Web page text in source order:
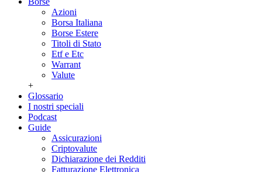
Azioni
Borsa Italiana
Borse Estere
Titoli di Stato
Etf e Etc
Warrant
Valute
+
Glossario
I nostri speciali
Podcast
Guide
Assicurazioni
Criptovalute
Dichiarazione dei Redditi
Fatturazione Elettronica